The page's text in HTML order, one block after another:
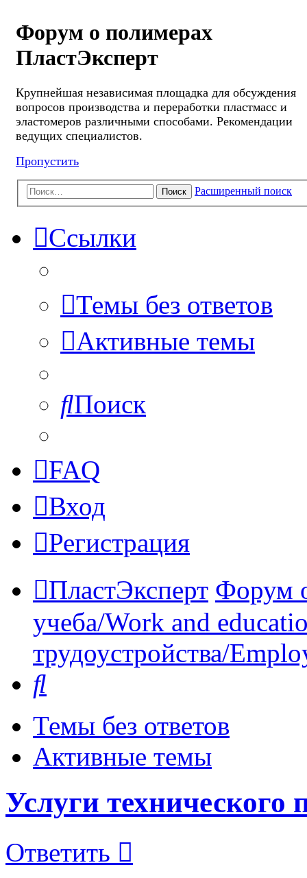
Форум о полимерах
ПластЭксперт
Крупнейшая независимая площадка для обсуждения
вопросов производства и переработки пластмасс и
эластомеров различными способами. Рекомендации
ведущих специалистов.
Пропустить
Поиск Расширенный поиск
Ссылки
Темы без ответов
Активные темы
Поиск
FAQ
Вход
Регистрация
ПластЭксперт Форум
учеба/Work and
трудоустройства/
Темы без ответов
Активные темы
Услуги технического
Ответить